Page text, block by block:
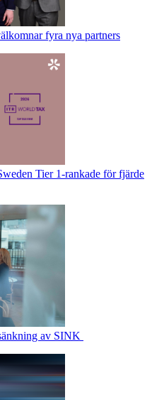
fyra nya partners
Tier 1-rankade för fjärde
av SINK